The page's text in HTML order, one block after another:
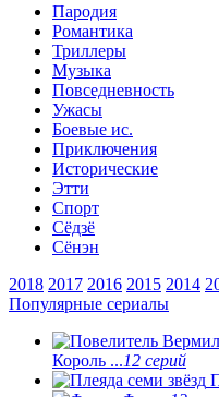
Пародия
Романтика
Триллеры
Музыка
Повседневность
Ужасы
Боевые ис.
Приключения
Исторические
Этти
Спорт
Сёдзё
Сёнэн
2018 2017 2016 2015 2014
Популярные сериалы
Король ...12 серий